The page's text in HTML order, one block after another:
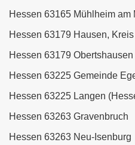
Hessen 63165 Mühlheim am
Hessen 63179 Hausen,
Hessen 63179 Obertshausen
Hessen 63225 Gemeinde
Hessen 63225 Langen
Hessen 63263 Gravenbruch
Hessen 63263 Neu-Isenburg